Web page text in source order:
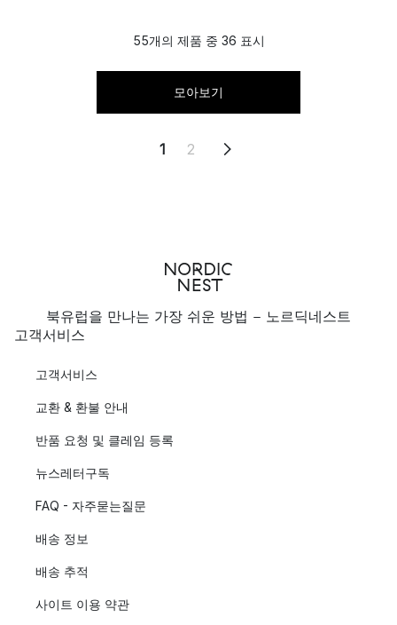
55개의 제품 중 36 표시
모아보기
1 2
북유럽을 만나는 가장 쉬운 방법 - 노르딕네스트
고객서비스
고객서비스
교환 & 환불 안내
반품 요청 및 클레임 등록
뉴스레터구독
FAQ - 자주묻는질문
배송 정보
배송 추적
사이트 이용 약관